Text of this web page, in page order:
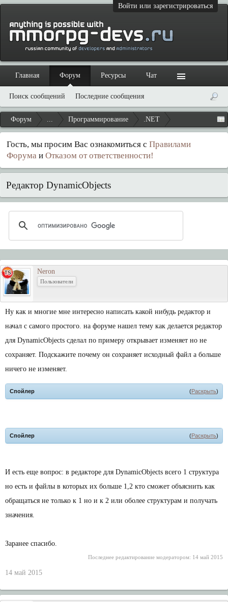
Войти или зарегистрироваться
Форум ... Программирование .NET
Гость, мы просим Вас ознакомиться с Правилами
Форума и Отказом от ответственности!
Редактор DynamicObjects
Neron
Пользователи
Ну как и многие мне интересно написать какой нибудь редактор и
начал с самого простого. на форуме нашел тему как делается редактор
для DynamicObjects сделал по примеру открывает изменяет но не
сохраняет. Подскажите почему он сохраняет исходный файл а больше
ничего не изменяет.
(Раскрыть)
Спойлер
(Раскрыть)
Спойлер
И есть еще вопрос: в редакторе для DynamicObjects всего 1 структура
но есть и файлы в которых их больше 1,2 кто сможет объяснить как
обращаться не только к 1 но и к 2 или оболее структурам и получать
значения.
Заранее спасибо.
Последнее редактирование модератором: 14 май 2015
14 май 2015
Главная Форум
Поиск сообщений Последние сообщения
Ресурсы Чат